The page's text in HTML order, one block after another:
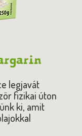
legjavát
fizikai úton
ki, amit